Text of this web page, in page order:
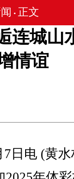
• 正文
连城山
情谊
电 (黄水